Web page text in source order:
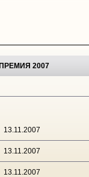
2007
13.11.2007
13.11.2007
13.11.2007